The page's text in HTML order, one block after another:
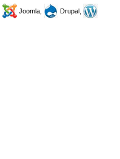
Joomla,
Drupal,